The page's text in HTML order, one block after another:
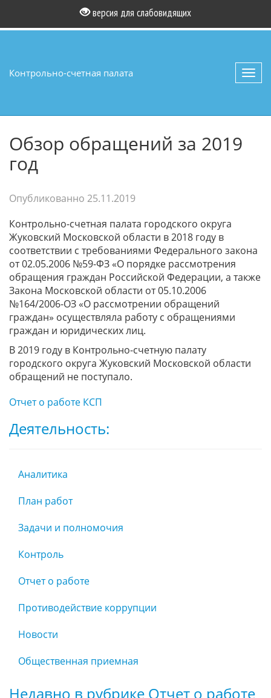
версия для слабовидящих
Контрольно-счетная палата
Обзор обращений за 2019
год
Опубликованно 25.11.2019
Контрольно-счетная палата городского округа
Жуковский Московской области в 2018 году в
соответствии с требованиями Федерального закона
от 02.05.2006 №59-ФЗ «О порядке рассмотрения
обращения граждан Российской Федерации, а также
Закона Московской области от 05.10.2006
№164/2006-ОЗ «О рассмотрении обращений
граждан» осуществляла работу с обращениями
граждан и юридических лиц.
В 2019 году в Контрольно-счетную палату
городского округа Жуковский Московской области
обращений не поступало.
Отчет о работе КСП
Деятельность:
Аналитика
План работ
Задачи и полномочия
Контроль
Отчет о работе
Противодействие коррупции
Новости
Общественная приемная
Недавно в рубрике Отчет о работе